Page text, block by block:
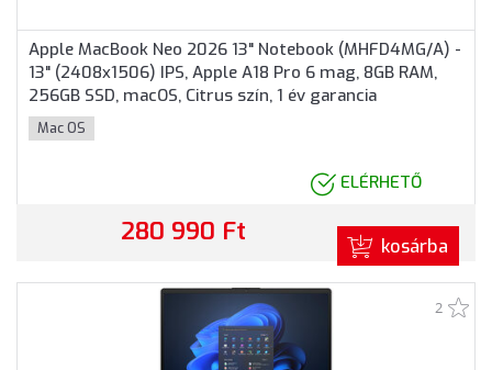
Apple MacBook Neo 2026 13" Notebook (MHFD4MG/A) -
13" (2408x1506) IPS, Apple A18 Pro 6 mag, 8GB RAM,
256GB SSD, macOS, Citrus szín, 1 év garancia
(Magánszemélyeknek 3 év jótállás)
Mac OS
ELÉRHETŐ
280 990 Ft kosárba
2